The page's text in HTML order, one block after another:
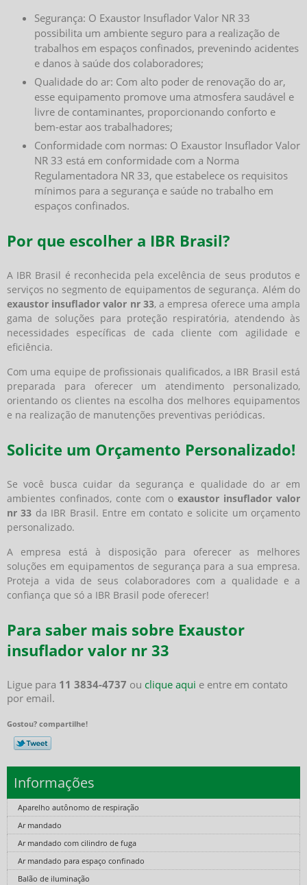
Segurança: O Exaustor Insuflador Valor NR 33
possibilita um ambiente seguro para a realização de
trabalhos em espaços confinados, prevenindo acidentes
e danos à saúde dos colaboradores;
Qualidade do ar: Com alto poder de renovação do ar,
esse equipamento promove uma atmosfera saudável e
livre de contaminantes, proporcionando conforto e
bem-estar aos trabalhadores;
Conformidade com normas: O Exaustor Insuflador Valor
NR 33 está em conformidade com a Norma
Regulamentadora NR 33, que estabelece os requisitos
mínimos para a segurança e saúde no trabalho em
espaços confinados.
Por que escolher a IBR Brasil?
A IBR Brasil é reconhecida pela excelência de seus produtos e
serviços no segmento de equipamentos de segurança. Além do
exaustor insuflador valor nr 33, a empresa oferece uma ampla
gama de soluções para proteção respiratória, atendendo às
necessidades específicas de cada cliente com agilidade e
eficiência.
Com uma equipe de profissionais qualificados, a IBR Brasil está
preparada para oferecer um atendimento personalizado,
orientando os clientes na escolha dos melhores equipamentos
e na realização de manutenções preventivas periódicas.
Solicite um Orçamento Personalizado!
Se você busca cuidar da segurança e qualidade do ar em
ambientes confinados, conte com oexaustor insuflador valor
nr 33 da IBR Brasil. Entre em contato e solicite um orçamento
personalizado.
A empresa está à disposição para oferecer as melhores
soluções em equipamentos de segurança para a sua empresa.
Proteja a vida de seus colaboradores com a qualidade e a
confiança que só a IBR Brasil pode oferecer!
Para saber mais sobre Exaustor
insuflador valor nr 33
Ligue para 11 3834-4737 ou clique aqui e entre em contato
por email.
Gostou? compartilhe!
Informações
Aparelho autônomo de respiração
Ar mandado
Ar mandado com cilindro de fuga
Ar mandado para espaço confinado
Balão de iluminação